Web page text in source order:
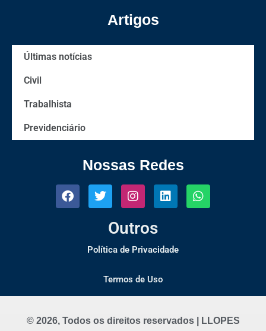
Artigos
Últimas notícias
Civil
Trabalhista
Previdenciário
Nossas Redes
Outros
Política de Privacidade
Termos de Uso
© 2026, Todos os direitos reservados | LLOPES